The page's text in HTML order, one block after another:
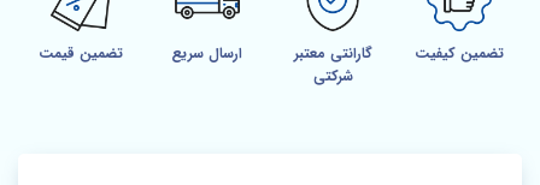
تضمین کیفیت
گارانتی معتبر
شرکتی
ارسال سریع تضمین قیمت